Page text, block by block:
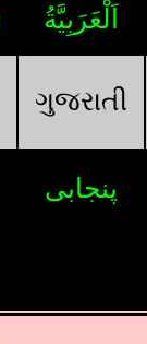
اَلْعَرَبِيَّةُ
ગુજરાતી
پنجابی